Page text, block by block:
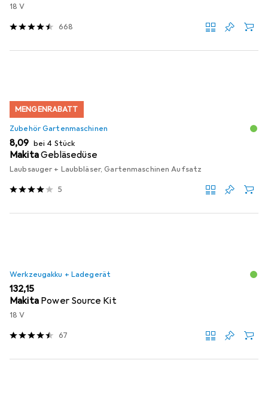
18 V
668
MENGENRABATT
Zubehör Gartenmaschinen
EUR
8,09 bei 4 Stück
MakitaGebläsedüse
Laubsauger + Laubbläser, Gartenmaschinen Aufsatz
5
Werkzeugakku + Ladegerät
EUR
132,15
Makita Power Source Kit
18 V
67